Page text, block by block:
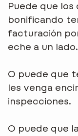
Puede que los
bonificando
facturación
eche a un lado.
O puede que
les venga
inspecciones.
O puede que